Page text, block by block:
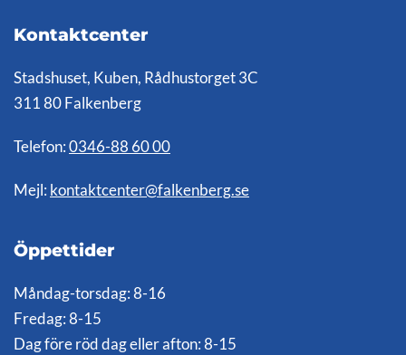
Kontaktcenter
Stadshuset, Kuben, Rådhustorget 3C
311 80 Falkenberg
Telefon: 0346-88 60 00
Mejl: kontaktcenter@falkenberg.se
Öppettider
Måndag-torsdag: 8-16
Fredag: 8-15
Dag före röd dag eller afton: 8-15